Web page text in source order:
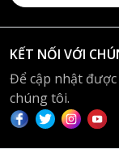
KẾT NỐI VỚI
Để cập nhật
chúng tôi.